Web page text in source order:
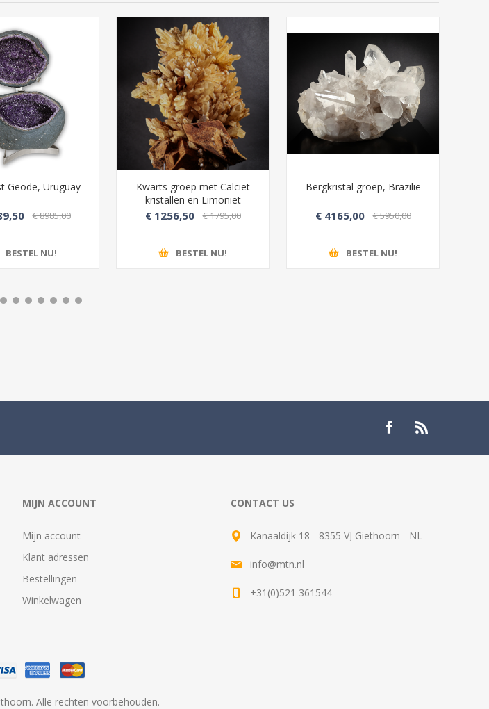
Geode, Uruguay
€ 8985,00
BESTEL NU!
Kwarts groep met Calciet
kristallen en Limoniet
€ 1256,50 € 1795,00
BESTEL NU!
Bergkristal groep, Brazilië
€ 4165,00 € 5950,00
BESTEL NU!
MIJN ACCOUNT
Mijn account
Klant adressen
Bestellingen
Winkelwagen
CONTACT US
Kanaaldijk 18 - 8355 VJ Giethoorn - NL
info@mtn.nl
+31(0)521 361544
Alle rechten voorbehouden.